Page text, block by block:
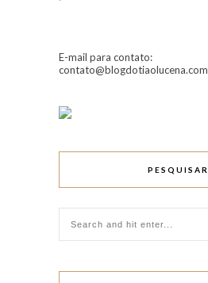
E-mail para contato:
contato@blogdotiaolucena.com
PESQUISAR